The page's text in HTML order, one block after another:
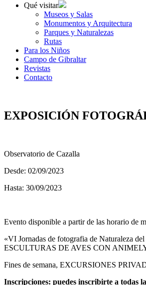
Qué visitar
Museos y Salas
Monumentos y Arquitectura
Parques y Naturalezas
Rutas
Para los Niños
Campo de Gibraltar
Revistas
Contacto
EXPOSICIÓN
Observatorio de Cazalla
Desde: 02/09/2023
Hasta: 30/09/2023
Evento disponible a partir de las horario de
«VI Jornadas de fotografia de Naturaleza
ESCULTURAS DE AVES CON
Fines de semana, EXCURSIONES
Inscripciones: puedes inscribirte a todas